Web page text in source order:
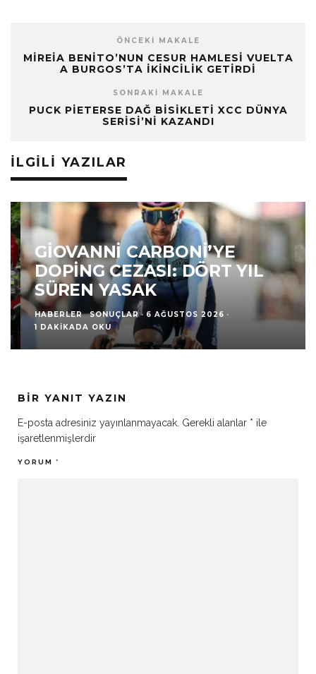
ÖNCEKI MAKALE
MIREIA BENITO’NUN CESUR HAMLESI VUELTA
A BURGOS’TA İKINCILIK GETIRDI
SONRAKI MAKALE
PUCK PIETERSE DAĞ BISIKLETI XCC DÜNYA
SERISI’NI KAZANDI
İLGILI YAZILAR
GIOVANNI CARBONI’YE
DOPING CEZASI: DÖRT YIL
SÜREN YASAK
HABERLER SONUÇLAR · 6 AĞUSTOS 2026 ·
1 DAKIKADA OKU
BIR YANIT YAZIN
E-posta adresiniz yayınlanmayacak. Gerekli alanlar * ile
işaretlenmişlerdir
YORUM *